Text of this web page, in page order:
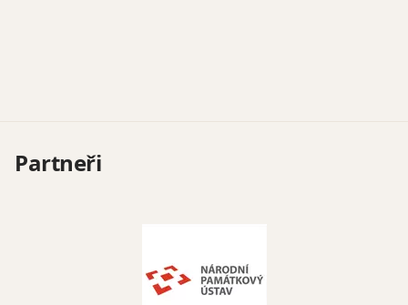
Partneři